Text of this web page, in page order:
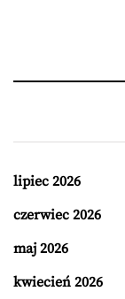
lipiec 2026
czerwiec 2026
maj 2026
kwiecień 2026